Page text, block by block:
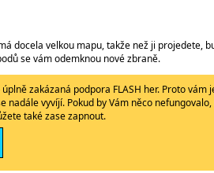
docela velkou mapu, takže než ji projedete,
se vám odemknou nové zbraně.
zakázaná podpora FLASH her. Proto
nadále vyvíjí. Pokud by Vám něco
také zase zapnout.